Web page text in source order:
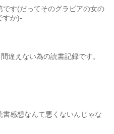
す(だってそのグラビアの女の
すか)-
違えない為の読書記録です。
感想なんて悪くないんじゃな